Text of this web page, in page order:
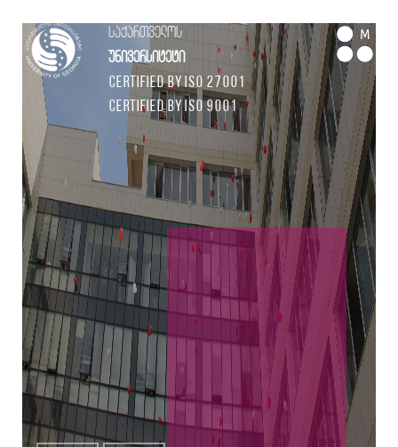
საქართველოს
უნივერსიტეტი
Certified by ISO 27001
Certified by ISO 9001
M